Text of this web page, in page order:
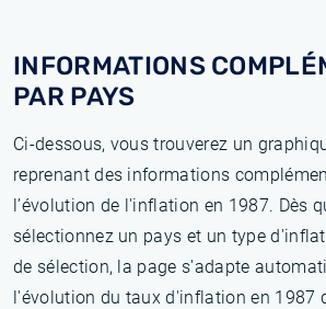
INFORMATIONS
PAR PAYS
Ci-dessous, vous trouverez un
reprenant des informations
l’évolution de l'inflation en 1987. Dès
sélectionnez un pays et un type
de sélection, la page s'adapte
l'évolution du taux d'inflation en 1987